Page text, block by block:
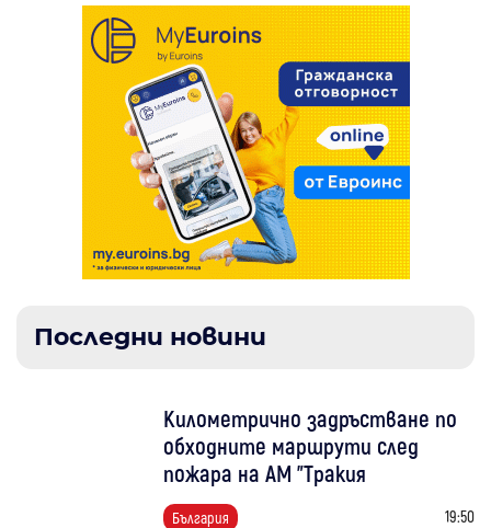
Последни новини
Километрично задръстване по
обходните маршрути след
пожара на АМ "Тракия
България 19:50